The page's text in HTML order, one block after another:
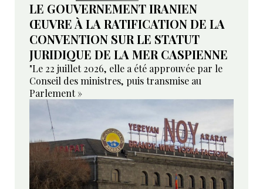
LE GOUVERNEMENT IRANIEN
ŒUVRE À LA RATIFICATION DE LA
CONVENTION SUR LE STATUT
JURIDIQUE DE LA MER CASPIENNE
"Le 22 juillet 2026, elle a été approuvée par le
Conseil des ministres, puis transmise au
Parlement »